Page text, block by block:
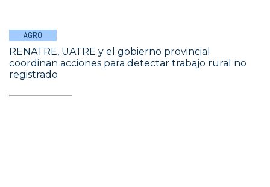
AGRO
RENATRE, UATRE y el gobierno provincial
coordinan acciones para detectar trabajo rural no
registrado